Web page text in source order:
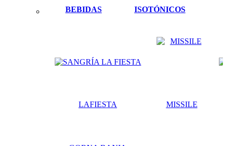
BEBIDAS
ISOTÓNICOS
LAFIESTA MISSILE